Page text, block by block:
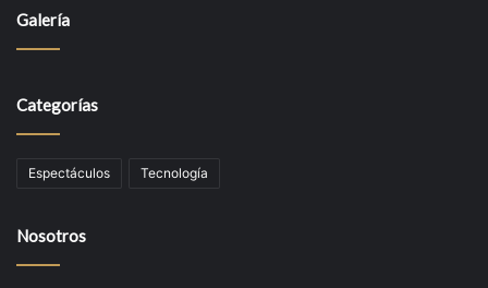
Galería
Categorías
Espectáculos Tecnología
Nosotros